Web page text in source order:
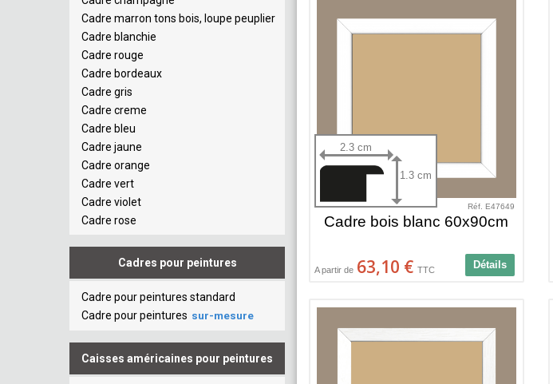
Cadre marron tons bois, loupe peuplier
Cadre blanchie
Cadre rouge
Cadre bordeaux
Cadre gris
Cadre creme
Cadre bleu
Cadre jaune
Cadre orange
Cadre vert
Cadre violet
Cadre rose
Cadres pour peintures
Cadre pour peintures standard
Cadre pour peintures sur-mesure
Caisses américaines pour peintures
2.3 cm
1.3 cm
Réf. E47649
Cadre bois blanc 60x90cm
Détails
A partir de 63,10 € TTC